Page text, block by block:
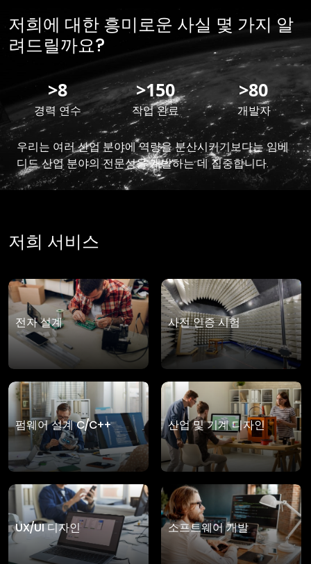
저희에 대한 흥미로운 사실 ​​몇 가지 알
려드릴까요?
>8 >150 >80
경력 연수 작업 완료 개발자
우리는 여러 산업 분야에 역량을 분산시키기보다는 임베
디드 산업 분야의 전문성을 개발하는 데 집중합니다.
저희 서비스
전자 설계 사전 인증 시험
펌웨어 설계 C/C++ 산업 및 기계 디자인
UX/UI 디자인 소프트웨어 개발